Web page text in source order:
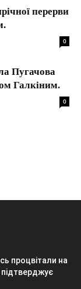
перерви
0
Пугачова
Галкіним.
0
процвітали на